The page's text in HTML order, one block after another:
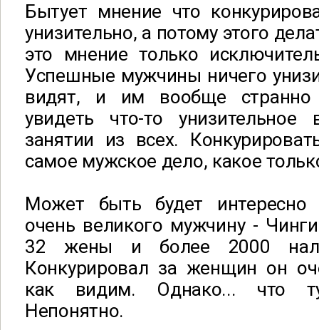
Бытует мнение что
унизительно, а потому этого
это мнение только
Успешные мужчины ничего
видят, и им вообще
увидеть что-то
занятии из всех.
самое мужское дело, какое
Может быть будет интересно
очень великого мужчину -
32 жены и более 2000
Конкурировал за женщин он
как видим. Однако... что
Непонятно.